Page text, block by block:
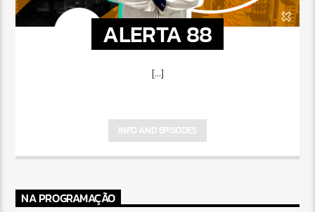
ALERTA 88
[...]
INFO AND EPISODES
NA PROGRAMAÇÃO